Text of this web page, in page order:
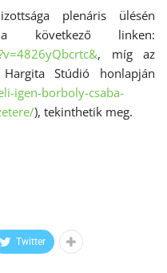
plenáris ülésén
a következő linken:
v=4826yQbcrtc&, míg az
Stúdió honlapján
igen-borboly-csaba-
), tekinthetik meg.
Twitter